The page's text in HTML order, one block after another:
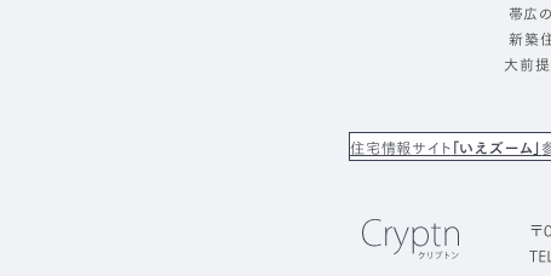
帯広
新築
大前提
住宅情報サイト「いえズーム」
〒